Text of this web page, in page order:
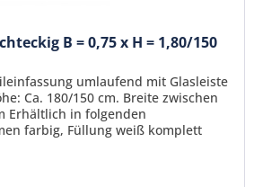
B = 0,75 x H = 1,80/150
umlaufend mit Glasleiste
Ca. 180/150 cm. Breite zwischen
Erhältlich in folgenden
farbig, Füllung weiß komplett